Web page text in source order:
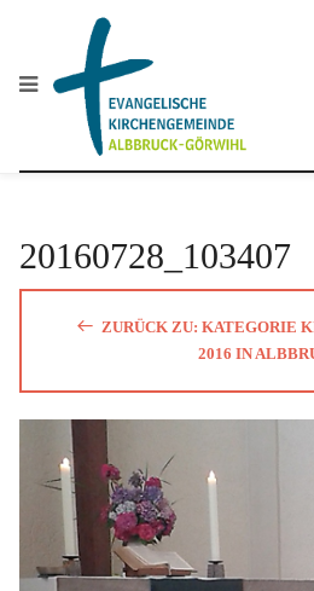
20160728_103407
ZURÜCK ZU: KATEGORIE
2016 IN